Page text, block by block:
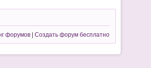
форумов |Создать форум бесплатно